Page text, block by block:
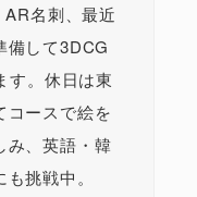
名刺、最近
備して3DCG
す。休日は東
コースで絵を
み、英語・韓
挑戦中。